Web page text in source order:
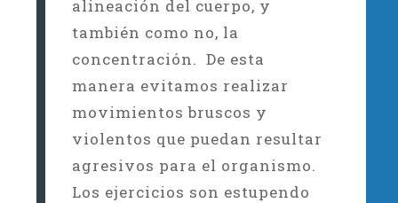
alineación del cuerpo, y
también como no, la
concentración. De esta
manera evitamos realizar
movimientos bruscos y
violentos que puedan resultar
agresivos para el organismo.
Los ejercicios son estupendo